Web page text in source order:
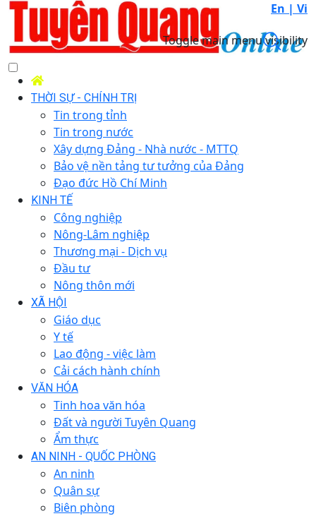
En | Vi
Toggle main menu visibility
THỜI SỰ - CHÍNH TRỊ
Tin trong tỉnh
Tin trong nước
Xây dựng Đảng - Nhà nước - MTTQ
Bảo vệ nền tảng tư tưởng của Đảng
Đạo đức Hồ Chí Minh
KINH TẾ
Công nghiệp
Nông-Lâm nghiệp
Thương mại - Dịch vụ
Đầu tư
Nông thôn mới
XÃ HỘI
Giáo dục
Y tế
Lao động - việc làm
Cải cách hành chính
VĂN HÓA
Tinh hoa văn hóa
Đất và người Tuyên Quang
Ẩm thực
AN NINH - QUỐC PHÒNG
An ninh
Quân sự
Biên phòng